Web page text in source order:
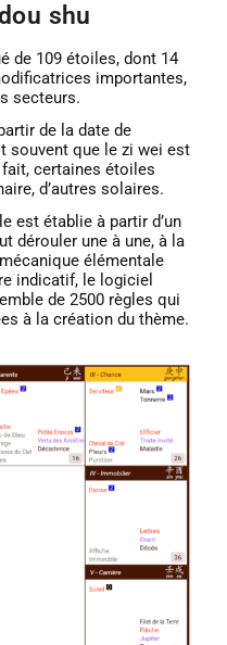
shu
de 109 étoiles, dont 14
importantes,
secteurs.
de la date de
souvent que le zi wei est
certaines étoiles
d’autres solaires.
est établie à partir d’un
dérouler une à une, à la
élémentale
indicatif, le logiciel
de 2500 règles qui
à la création du thème.